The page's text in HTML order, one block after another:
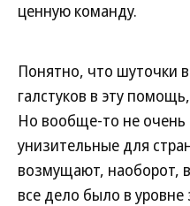
ценную команду.
Понятно, что шуточки
галстуков в эту
Но вообще-то не
унизительные для
возмущают, наоборот,
все дело было в уровне